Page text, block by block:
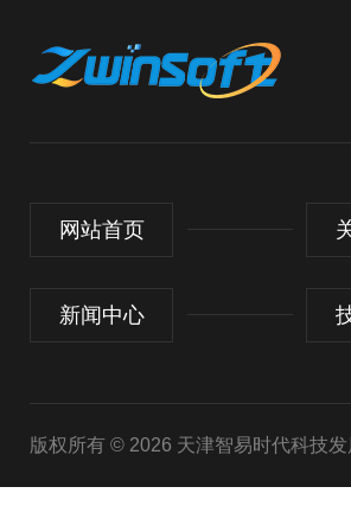
网站首页
新闻中心
版权所有 © 2026 天津智易时代科技发